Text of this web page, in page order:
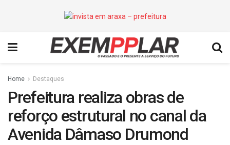
Home Destaques
Prefeitura realiza obras de
reforço estrutural no canal da
Avenida Dâmaso Drumond